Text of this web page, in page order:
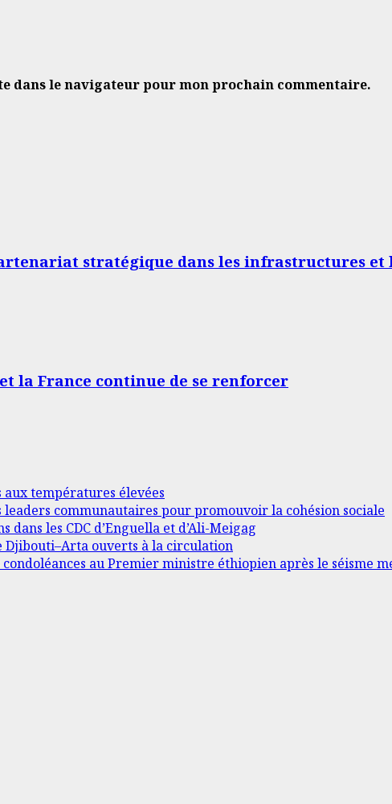
dans le navigateur pour mon prochain commentaire.
stratégique dans les infrastructures et
la France continue de se renforcer
températures élevées
leaders communautaires pour promouvoir la cohésion sociale
les CDC d’Enguella et d’Ali-Meigag
ouverts à la circulation
au Premier ministre éthiopien après le séisme